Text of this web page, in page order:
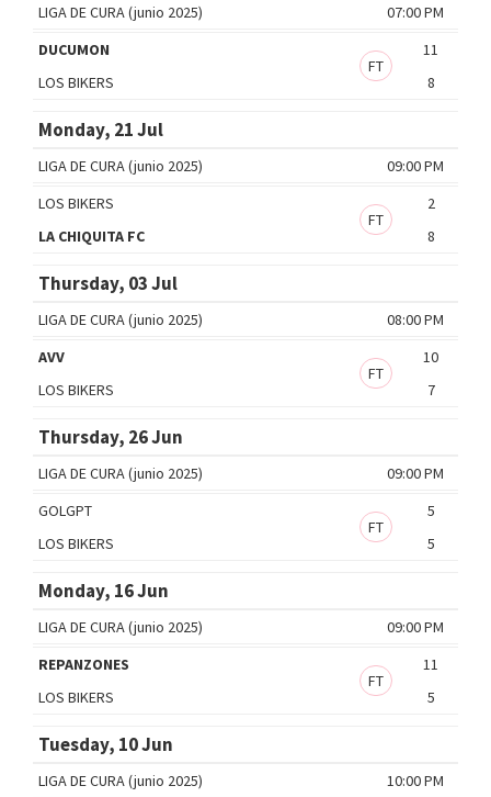
07:00 PM
LIGA DE CURA (junio 2025)
DUCUMON
11
FT
LOS BIKERS
8
Monday, 21 Jul
09:00 PM
LIGA DE CURA (junio 2025)
LOS BIKERS
2
FT
LA CHIQUITA FC
8
Thursday, 03 Jul
08:00 PM
LIGA DE CURA (junio 2025)
AVV
10
FT
LOS BIKERS
7
Thursday, 26 Jun
09:00 PM
LIGA DE CURA (junio 2025)
GOLGPT
5
FT
LOS BIKERS
5
Monday, 16 Jun
09:00 PM
LIGA DE CURA (junio 2025)
REPANZONES
11
FT
LOS BIKERS
5
Tuesday, 10 Jun
10:00 PM
LIGA DE CURA (junio 2025)